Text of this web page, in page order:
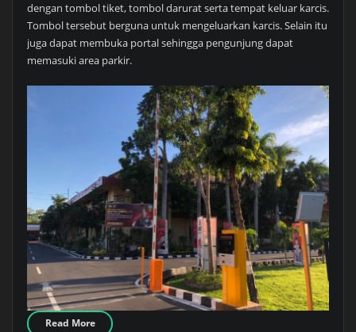
dengan tombol tiket, tombol darurat serta tempat keluar karcis.
Tombol tersebut berguna untuk mengeluarkan karcis. Selain itu
juga dapat membuka portal sehingga pengunjung dapat
memasuki area parkir.
Read More